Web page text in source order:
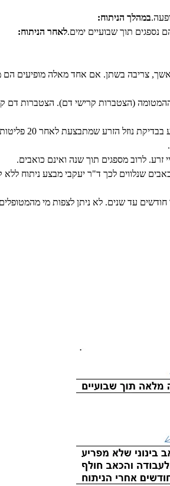
במהלך הניתוח:
לאחר הניתוח:נספגים תוך שבועיים ימים.
צריבה בשתן. אם אחד מאלה מופיעים הם
הוא ניקוז ההמטומה (הצטברות קרישי דם). הצטברות
תיעול מחדש/כישלון וסקטומיה הוא מצב בו מתחדש הקשר בין
שנלווים לכך ד"ר יעקבי מבצע ניתוח
עד שנים. לא ניתן לצפות מי